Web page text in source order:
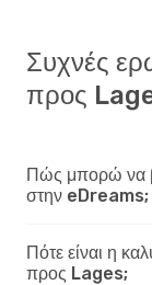
Συχνές
προς
Πώς μπορώ να
στην eDreams;
Πότε είναι η
προς Lages;